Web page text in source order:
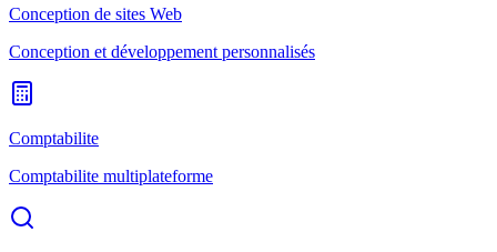
Conception de sites Web
Conception et développement personnalisés
Comptabilite
Comptabilite multiplateforme